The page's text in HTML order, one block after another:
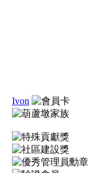
Ivon